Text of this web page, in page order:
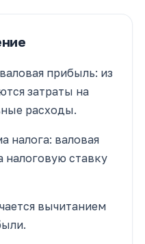
прибыль: из
затраты на
расходы.
налога: валовая
налоговую ставку
вычитанием